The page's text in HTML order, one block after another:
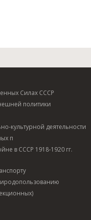
Силах СССР
политики
культурной деятельности
п
в СССР 1918-1920 гг.